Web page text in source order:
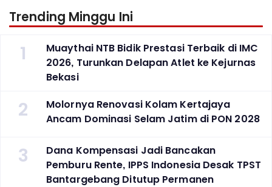
Trending Minggu Ini
1
Muaythai NTB Bidik Prestasi Terbaik di IMC
2026, Turunkan Delapan Atlet ke Kejurnas
Bekasi
2
Molornya Renovasi Kolam Kertajaya
Ancam Dominasi Selam Jatim di PON 2028
3
Dana Kompensasi Jadi Bancakan
Pemburu Rente, IPPS Indonesia Desak TPST
Bantargebang Ditutup Permanen